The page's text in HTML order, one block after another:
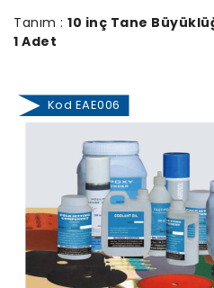
Tanım : 10 inç Tane
1 Adet
Kod EAE006